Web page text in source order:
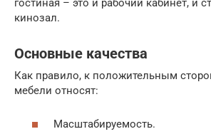
гостиная – это и рабочий кабинет, и
кинозал.
Основные качества
Как правило, к положительным
мебели относят:
Масштабируемость.